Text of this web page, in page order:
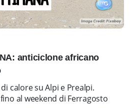
anticiclone africano
calore su Alpi e Prealpi.
al weekend di Ferragosto